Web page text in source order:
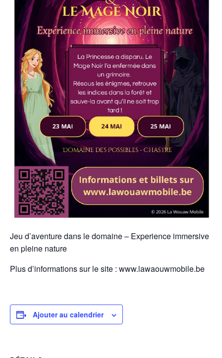
Jeu d’aventure dans le domaine – Experience immersive
en pleine nature
Plus d’informations sur le site : www.lawaouwmobile.be
Ajouter au calendrier